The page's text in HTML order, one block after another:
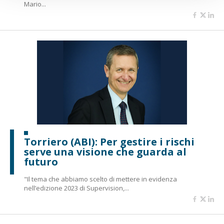
Mario...
Torriero (ABI): Per gestire i rischi
serve una visione che guarda al
futuro
"Il tema che abbiamo scelto di mettere in evidenza
nell’edizione 2023 di Supervision,...